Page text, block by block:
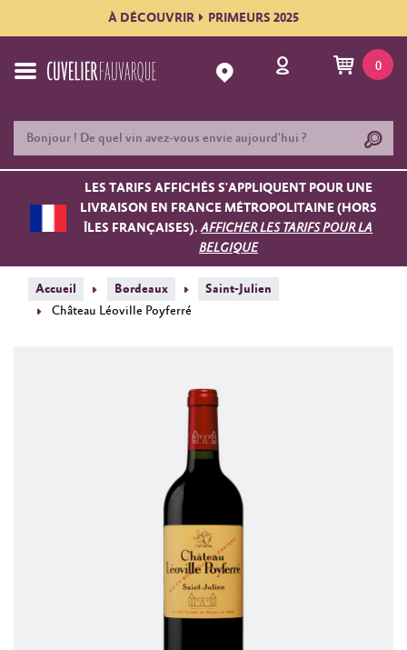
À DÉCOUVRIR PRIMEURS 2025
0
LES TARIFS AFFICHÉS S'APPLIQUENT POUR UNE
LIVRAISON EN FRANCE MÉTROPOLITAINE (HORS
ÎLES FRANÇAISES).AFFICHER LES TARIFS POUR LA
BELGIQUE
Accueil Bordeaux
Saint-Julien
Château Léoville Poyferré